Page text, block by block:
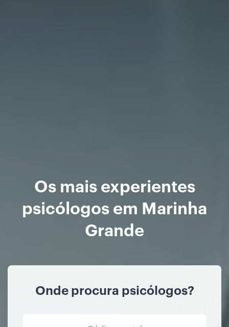
Os mais experientes
psicólogos em Marinha
Grande
Onde procura psicólogos?